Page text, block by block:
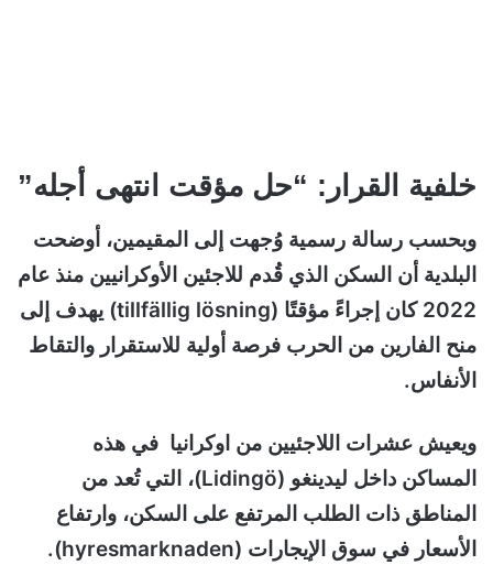
خلفية القرار: “حل مؤقت انتهى أجله”
وبحسب رسالة رسمية وُجهت إلى المقيمين، أوضحت
البلدية أن السكن الذي قُدم للاجئين الأوكرانيين منذ عام
2022 كان إجراءً مؤقتًا (tillfällig lösning) يهدف إلى
منح الفارين من الحرب فرصة أولية للاستقرار والتقاط
الأنفاس.
ويعيش عشرات اللاجئيين من اوكرانيا في هذه
المساكن داخل ليدينغو (Lidingö)، التي تُعد من
المناطق ذات الطلب المرتفع على السكن، وارتفاع
الأسعار في سوق الإيجارات (hyresmarknaden).